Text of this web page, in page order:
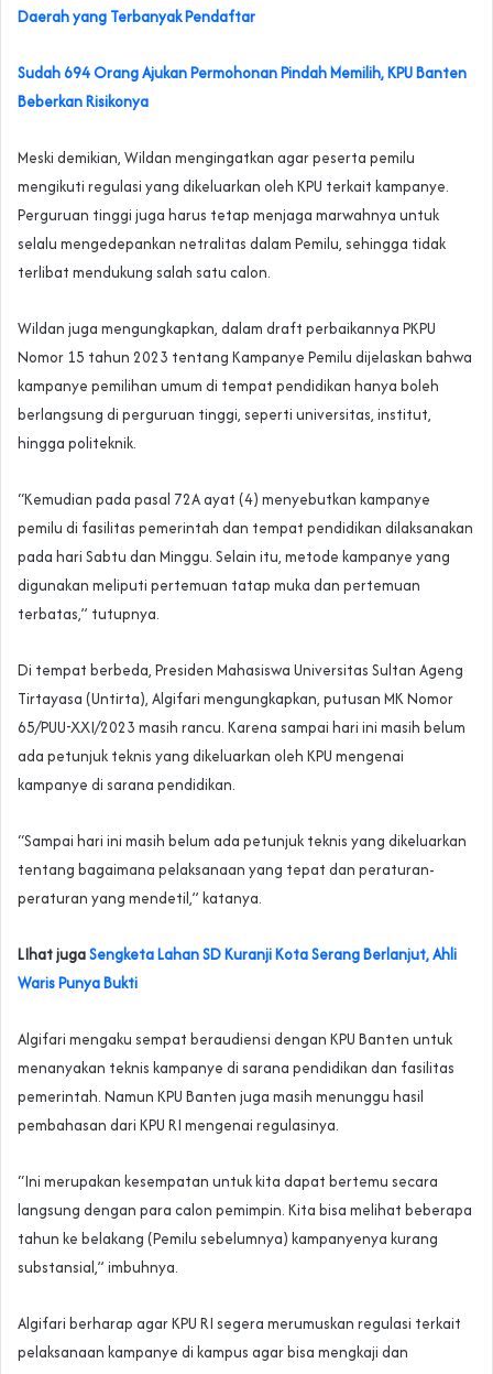
Daerah yang Terbanyak Pendaftar
Sudah 694 Orang Ajukan Permohonan Pindah Memilih, KPU Banten
Beberkan Risikonya
Meski demikian, Wildan mengingatkan agar peserta pemilu
mengikuti regulasi yang dikeluarkan oleh KPU terkait kampanye.
Perguruan tinggi juga harus tetap menjaga marwahnya untuk
selalu mengedepankan netralitas dalam Pemilu, sehingga tidak
terlibat mendukung salah satu calon.
Wildan juga mengungkapkan, dalam draft perbaikannya PKPU
Nomor 15 tahun 2023 tentang Kampanye Pemilu dijelaskan bahwa
kampanye pemilihan umum di tempat pendidikan hanya boleh
berlangsung di perguruan tinggi, seperti universitas, institut,
hingga politeknik.
“Kemudian pada pasal 72A ayat (4) menyebutkan kampanye
pemilu di fasilitas pemerintah dan tempat pendidikan dilaksanakan
pada hari Sabtu dan Minggu. Selain itu, metode kampanye yang
digunakan meliputi pertemuan tatap muka dan pertemuan
terbatas,” tutupnya.
Di tempat berbeda, Presiden Mahasiswa Universitas Sultan Ageng
Tirtayasa (Untirta), Algifari mengungkapkan, putusan MK Nomor
65/PUU-XXI/2023 masih rancu. Karena sampai hari ini masih belum
ada petunjuk teknis yang dikeluarkan oleh KPU mengenai
kampanye di sarana pendidikan.
“Sampai hari ini masih belum ada petunjuk teknis yang dikeluarkan
tentang bagaimana pelaksanaan yang tepat dan peraturan-
peraturan yang mendetil,” katanya.
LIhat jugaSengketa Lahan SD Kuranji Kota Serang Berlanjut, Ahli
Waris Punya Bukti
Algifari mengaku sempat beraudiensi dengan KPU Banten untuk
menanyakan teknis kampanye di sarana pendidikan dan fasilitas
pemerintah. Namun KPU Banten juga masih menunggu hasil
pembahasan dari KPU RI mengenai regulasinya.
“Ini merupakan kesempatan untuk kita dapat bertemu secara
langsung dengan para calon pemimpin. Kita bisa melihat beberapa
tahun ke belakang (Pemilu sebelumnya) kampanyenya kurang
substansial,” imbuhnya.
Algifari berharap agar KPU RI segera merumuskan regulasi terkait
pelaksanaan kampanye di kampus agar bisa mengkaji dan